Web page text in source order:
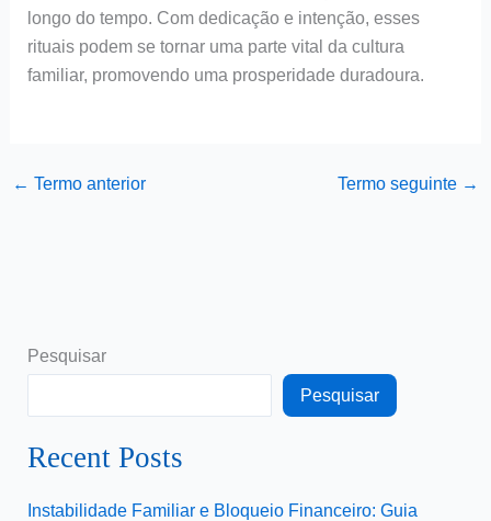
longo do tempo. Com dedicação e intenção, esses
rituais podem se tornar uma parte vital da cultura
familiar, promovendo uma prosperidade duradoura.
← Termo anterior Termo seguinte →
Pesquisar
Pesquisar
Recent Posts
Instabilidade Familiar e Bloqueio Financeiro: Guia